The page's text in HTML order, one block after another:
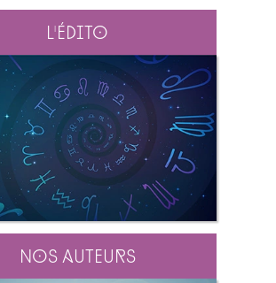
L'édito
Nos auteurs